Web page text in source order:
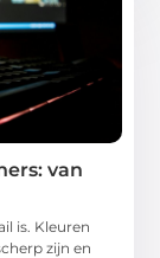
van
is. Kleuren
zijn en